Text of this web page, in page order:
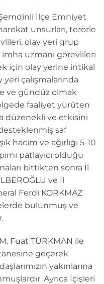
İlçe Emniyet
unsurları, terörle
olay yeri grup
uzmanı görevlileri
için olay yerine intikal
çalışmalarında
ve gündüz olmak
faaliyet yürüten
düzenekli ve etkisini
saf
hacim ve ağırlığı 5-10
patlayıcı olduğu
bittikten sonra İl
ve İl
Ferdi KORKMAZ
bulunmuş ve
Fuat TÜRKMAN ile
geçerek
yakınlarına
Ayrıca İçişleri